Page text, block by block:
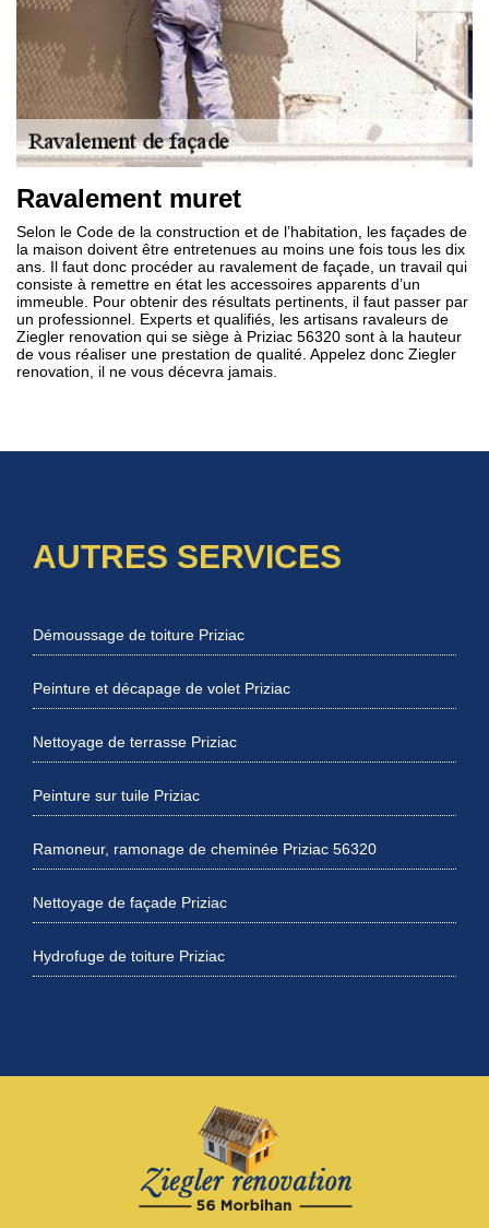
Ravalement muret
Selon le Code de la construction et de l’habitation, les façades de
la maison doivent être entretenues au moins une fois tous les dix
ans. Il faut donc procéder au ravalement de façade, un travail qui
consiste à remettre en état les accessoires apparents d’un
immeuble. Pour obtenir des résultats pertinents, il faut passer par
un professionnel. Experts et qualifiés, les artisans ravaleurs de
Ziegler renovation qui se siège à Priziac 56320 sont à la hauteur
de vous réaliser une prestation de qualité. Appelez donc Ziegler
renovation, il ne vous décevra jamais.
AUTRES SERVICES
Démoussage de toiture Priziac
Peinture et décapage de volet Priziac
Nettoyage de terrasse Priziac
Peinture sur tuile Priziac
Ramoneur, ramonage de cheminée Priziac 56320
Nettoyage de façade Priziac
Hydrofuge de toiture Priziac